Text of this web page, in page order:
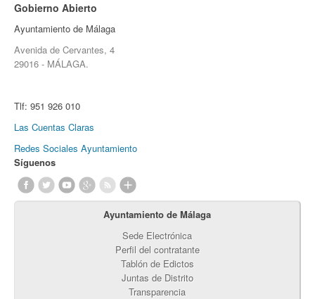
Gobierno Abierto
Ayuntamiento de Málaga
Avenida de Cervantes, 4
29016 - MÁLAGA.
Tlf: 951 926 010
Las Cuentas Claras
Redes Sociales Ayuntamiento
Síguenos
Ayuntamiento de Málaga
Sede Electrónica
Perfil del contratante
Tablón de Edictos
Juntas de Distrito
Transparencia